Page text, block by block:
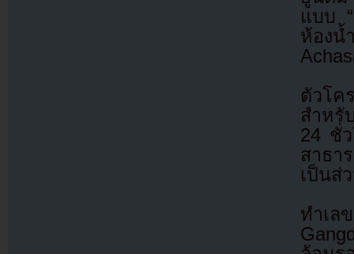
แบบ
ห้องน้
ตัวโค
สำหรั
24 ชั่
สาธา
เป็นส่
ทำเล